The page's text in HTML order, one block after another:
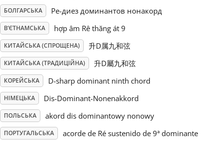
Tiếng Việt
Türkçe
Українська
简体中文
繁體中文
БОЛГАРСЬКА Ре-диез доминантов нонакорд
В’ЄТНАМСЬКА hợp âm Rê thăng át 9
КИТАЙСЬКА (СПРОЩЕНА) 升D属九和弦
КИТАЙСЬКА (ТРАДИЦІЙНА) 升D屬九和弦
КОРЕЙСЬКА D-sharp dominant ninth chord
НІМЕЦЬКА Dis-Dominant-Nonenakkord
ПОЛЬСЬКА akord dis dominantowy nonowy
ПОРТУГАЛЬСЬКА acorde de Ré sustenido de 9ª dominante